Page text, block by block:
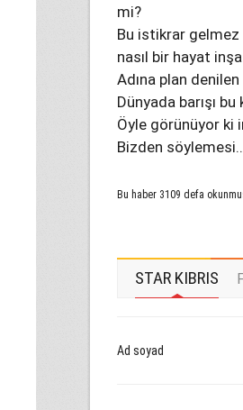
mi?
Bu istikrar gelmez
nasıl bir hayat
Adına plan
Dünyada barışı
Öyle görünüyor ki
Bizden
Bu haber 3109 defa
STAR KIBRIS
Ad soyad